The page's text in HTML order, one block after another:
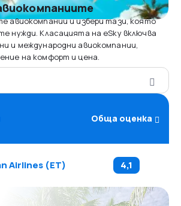
авиокомпании и избери тази, която
нужди. Класацията на eSky включва
и международни авиокомпании,
на комфорт и цена.
Обща оценка
Airlines (ET) 4,1